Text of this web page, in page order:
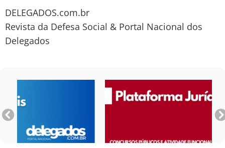
DELEGADOS.com.br
Revista da Defesa Social & Portal Nacional dos
Delegados